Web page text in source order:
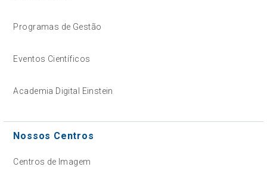
Programas de Gestão
Eventos Científicos
Academia Digital Einstein
Nossos Centros
Centros de Imagem